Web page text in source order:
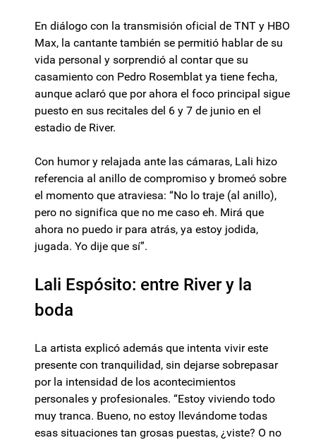
En diálogo con la transmisión oficial de TNT y HBO
Max, la cantante también se permitió hablar de su
vida personal y sorprendió al contar que su
casamiento con Pedro Rosemblat ya tiene fecha,
aunque aclaró que por ahora el foco principal sigue
puesto en sus recitales del 6 y 7 de junio en el
estadio de River.
Con humor y relajada ante las cámaras, Lali hizo
referencia al anillo de compromiso y bromeó sobre
el momento que atraviesa: “No lo traje (al anillo),
pero no significa que no me caso eh. Mirá que
ahora no puedo ir para atrás, ya estoy jodida,
jugada. Yo dije que sí”.
Lali Espósito: entre River y la
boda
La artista explicó además que intenta vivir este
presente con tranquilidad, sin dejarse sobrepasar
por la intensidad de los acontecimientos
personales y profesionales. “Estoy viviendo todo
muy tranca. Bueno, no estoy llevándome todas
esas situaciones tan grosas puestas, ¿viste? O no